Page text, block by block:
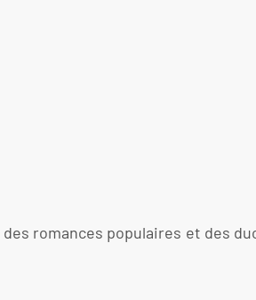
romances populaires et des